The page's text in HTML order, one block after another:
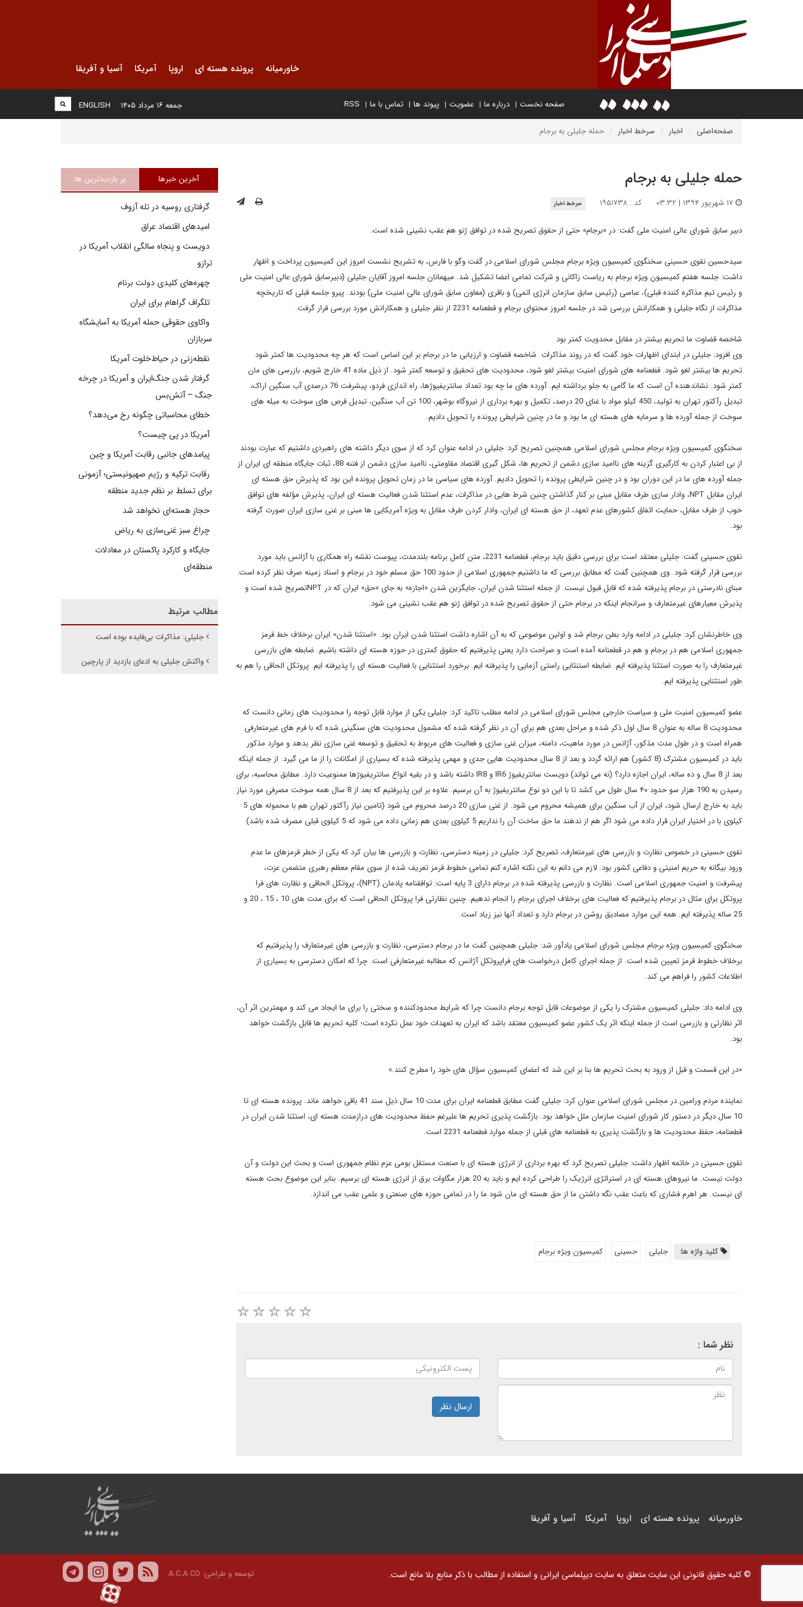
خاورمیانه پرونده هسته ای اروپا آمریکا آسیا و آفریقا
صفحه نخست درباره ما عضویت پیوند ها تماس با ما RSS
ENGLISH جمعه ۱۶ مرداد ۱۴۰۵
صفحه‌اصلی اخبار سرخط اخبار حمله جلیلی به برجام
حمله جلیلی به برجام
کد : ۱۹۵۱۷۳۸ سرخط اخبار
دبیر سابق شورای عالی امنیت ملی گفت: در «برجام» حتی از حقوق تصریح شده در توافق ژنو هم عقب نشینی شده است.
سیدحسین نقوی حسینی سخنگوی کمیسیون ویژه برجام مجلس شورای اسلامی در گفت وگو با فارس، به تشریح نشست امروز این کمیسیون پرداخت و اظهار
داشت: جلسه هفتم کمیسیون ویژه برجام به ریاست زاکانی و شرکت تمامی اعضا تشکیل شد. میهمانان جلسه امروز آقایان جلیلی (دبیرسابق شورای عالی امنیت ملی
و رئیس تیم مذاکره کننده قبلی)، عباسی (رئیس سابق سازمان انرژی اتمی) و باقری (معاون سابق شورای عالی امنیت ملی) بودند. پیرو جلسه قبلی که تاریخچه
مذاکرات از نگاه جلیلی و همکارانش بررسی شد در جلسه امروز محتوای برجام و قطعنامه 2231 از نظر جلیلی و همکارانش مورد بررسی قرار گرفت.
شاخصه قضاوت ما تحریم بیشتر در مقابل محدویت کمتر بود
وی افزود: جلیلی در ابتدای اظهارات خود گفت که در روند مذاکرات شاخصه قضاوت و ارزیابی ما در برجام بر این اساس است که هر چه محدودیت ها کمتر شود
تحریم ها بیشتر لغو شود. قطعنامه های شورای امنیت بیشتر لغو شود، محدودیت های تحقیق و توسعه کمتر شود. از ذیل ماده 41 خارج شویم، بازرسی های مان
کمتر شود. نشاندهنده آن است که ما گامی به جلو برداشته ایم. آورده های ما چه بود تعداد سانتریفیوژها، راه اندازی فردو، پیشرفت 76 درصدی آب سنگین اراک،
تبدیل رآکتور تهران به تولید، 450 کیلو مواد با غنای 20 درصد، تکمیل و بهره برداری از نیروگاه بوشهر، 100 تن آب سنگین، تبدیل قرص های سوخت به میله های
سوخت از جمله آورده ها و سرمایه های هسته ای ما بود و ما در چنین شرایطی پرونده را تحویل دادیم.
سخنگوی کمیسیون ویژه برجام مجلس شورای اسلامی همچنین تصریح کرد: جلیلی در ادامه عنوان کرد که از سوی دیگر داشته های راهبردی داشتیم که عبارت بودند
از بی اعتبار کردن به کارگیری گزینه های ناامید سازی دشمن از تحریم ها، شکل گیری اقتصاد مقاومتی، ناامید سازی دشمن از فتنه 88، ثبات جایگاه منطقه ای ایران از
جمله آورده های ما در این دوران بود و در چنین شرایطی پرونده را تحویل دادیم. آورده های سیاسی ما در زمان تحویل پرونده این بود که پذیرش حق هسته ای
ایران مقابل NPT، وادار سازی طرف مقابل مبنی بر کنار گذاشتن چنین شرط هایی در مذاکرات، عدم استثنا شدن فعالیت هسته ای ایران، پذیرش مؤلفه های توافق
خوب از طرف مقابل، حمایت اتفاق کشورهای عدم تعهد، از حق هسته ای ایران، وادار کردن طرف مقابل به ویژه آمریکایی ها مبنی بر غنی سازی ایران صورت گرفته
بود.
نقوی حسینی گفت: جلیلی معتقد است برای بررسی دقیق باید برجام، قطعنامه 2231، متن کامل برنامه بلندمدت، پیوست نقشه راه همکاری با آژانس باید مورد
بررسی قرار گرفته شود. وی همچنین گفت که مطابق بررسی که ما داشتیم جمهوری اسلامی از حدود 100 حق مسلم خود در برجام و اسناد زمینه صرف نظر کرده است.
مبنای نادرستی در برجام پذیرفته شده که قابل قبول نیست. از جمله استثنا شدن ایران، جایگزین شدن «اجازه» به جای «حق» ایران که در NPTتصریح شده است و
پذیرش معیارهای غیرمتعارف و سرانجام اینکه در برجام حتی از حقوق تصریح شده در توافق ژنو هم عقب نشینی می شود.
وی خاطرنشان کرد: جلیلی در ادامه وارد بطن برجام شد و اولین موضوعی که به آن اشاره داشت استثنا شدن ایران بود. «استثنا شدن» ایران برخلاف خط قرمز
جمهوری اسلامی هم در برجام و هم در قطعنامه آمده است و صراحت دارد یعنی پذیرفتیم که حقوق کمتری در حوزه هسته ای داشته باشیم. ضابطه های بازرسی
غیرمتعارف را به صورت استثنا پذیرفته ایم. ضابطه استنثایی راستی آزمایی را پذیرفته ایم. برخورد استثنایی با فعالیت هسته ای را پذیرفته ایم. پروتکل الحاقی را هم به
طور استثنایی پذیرفته ایم.
عضو کمیسیون امنیت ملی و سیاست خارجی مجلس شورای اسلامی در ادامه مطلب تاکید کرد: جلیلی یکی از موارد قابل توجه را محدودیت های زمانی دانست که
محدودیت 8 ساله به عنوان 8 سال اول ذکر شده و مراحل بعدی هم برای آن در نظر گرفته شده که مشمول محدودیت های سنگینی شده که با فرم های غیرمتعارفی
همراه است و در طول مدت مذکور، آژانس در مورد ماهیت، دامنه، میزان غنی سازی و فعالیت های مربوط به تحقیق و توسعه غنی سازی نظر بدهد و موارد مذکور
باید در کمیسیون مشترک (8 کشور) هم ارائه گردد و بعد از 8 سال محدودیت هایی جدی و مهمی پذیرفته شده که بسیاری از امکانات را از ما می گیرد. از جمله اینکه
بعد از 8 سال و ده ساله، ایران اجازه دارد؟ (نه می تواند) دویست سانتریفیوژ IR6 و IR8 داشته باشد و در بقیه انواع سانتریفیوژها ممنوعیت دارد. مطابق محاسبه، برای
رسیدن به 190 هزار سو حدود ۴۰ سال طول می کشد تا با این دو نوع سانتریفیوژ به آن برسیم. علاوه بر این پذیرفتیم که بعد از 8 سال همه سوخت مصرفی مورد نیاز
باید به خارج ارسال شود، ایران از آب سنگین برای همیشه محروم می شود. از غنی سازی 20 درصد محروم می شود (تامین نیاز رآکتور تهران هم با محموله های 5
کیلوی با در اختیار ایران قرار داده می شود اگر هم از ندهند ما حق ساخت آن را نداریم 5 کیلوی بعدی هم زمانی داده می شود که 5 کیلوی قبلی مصرف شده باشد)
نقوی حسینی در خصوص نظارت و بازرسی های غیرمتعارف، تصریح کرد: جلیلی در زمینه دسترسی، نظارت و بازرسی ها بیان کرد که یکی از خطر قرمزهای ما عدم
ورود بیگانه به حریم امنیتی و دفاعی کشور بود. لازم می دانم به این نکته اشاره کنم تمامی خطوط قرمز تعریف شده از سوی مقام معظم رهبری متضمن عزت،
پیشرفت و امنیت جمهوری اسلامی است. نظارت و بازرسی پذیرفته شده در برجام دارای 3 پایه است: توافقنامه پادمان (NPT)، پروتکل الحاقی و نظارت های فرا
پروتکل برای مثال در برجام پذیرفتیم که فعالیت های برخلاف اجرای برجام را انجام ندهیم. چنین نظارتی فرا پروتکل الحاقی است که برای مدت های 10 ، 15 ، 20 و
25 ساله پذیرفته ایم. همه این موارد مصادیق روشن در برجام دارد و تعداد آنها نیز زیاد است.
سخنگوی کمیسیون ویژه برجام مجلس شورای اسلامی یادآور شد: جلیلی همچنین گفت ما در برجام دسترسی، نظارت و بازرسی های غیرمتعارف را پذیرفتیم که
برخلاف خطوط قرمز تعیین شده است. از جمله اجرای کامل درخواست های فراپروتکل آژانس که مطالبه غیرمتعارفی است. چرا که امکان دسترسی به بسیاری از
اطلاعات کشور را فراهم می کند.
وی ادامه داد: جلیلی کمیسیون مشترک را یکی از موضوعات قابل توجه برجام دانست چرا که شرایط محدودکننده و سختی را برای ما ایجاد می کند و مهمترین اثر آن،
اثر نظارتی و بازرسی است از جمله اینکه اثر یک کشور عضو کمیسیون معتقد باشد که ایران به تعهدات خود عمل نکرده است؛ کلیه تحریم ها قابل بازگشت خواهد
بود.
«در این قسمت و قبل از ورود به بحث تحریم ها بنا بر این شد که اعضای کمیسیون سؤال های خود را مطرح کنند.»
نماینده مردم ورامین در مجلس شورای اسلامی عنوان کرد: جلیلی گفت مطابق قطعنامه ایران برای مدت 10 سال ذیل سند 41 باقی خواهد ماند. پرونده هسته ای تا
10 سال دیگر در دستور کار شورای امنیت سازمان ملل خواهد بود. بازگشت پذیری تحریم ها علیرغم حفظ محدودیت های درازمدت هسته ای، استثنا شدن ایران در
قطعنامه، حفظ محدودیت ها و بازگشت پذیری به قطعنامه های قبلی از جمله موارد قطعنامه 2231 است.
نقوی حسینی در خاتمه اظهار داشت: جلیلی تصریح کرد که بهره برداری از انرژی هسته ای با صنعت مستقل بومی عزم نظام جمهوری است و بحث این دولت و آن
دولت نیست. ما نیروهای هسته ای در استراتژی انرژیک را طراحی کرده ایم و باید به 20 هزار مگاوات برق از انرژی هسته ای برسیم. بنابر این موضوع بحث هسته
ای نیست. هر اهرم فشاری که باعث عقب نگه داشتن ما از حق هسته ای مان شود ما را در تمامی حوزه های صنعتی و علمی عقب می اندازد.
کلید واژه ها: جلیلی حسینی کمیسیون ویژه برجام
نظر شما :
ارسال نظر
آخرین خبرها پر بازدیدترین ها
گرفتاری روسیه در تله آزوف
امیدهای اقتصاد عراق
دویست و پنجاه سالگی انقلاب آمریکا در
ترازو
چهره‌های کلیدی دولت برنام
تلگراف گراهام برای ایران
واکاوی حقوقی حمله آمریکا به آسایشگاه
سربازان
نقطه‌زنی در حیاط‌خلوت آمریکا
گرفتار شدن جنگ‌ایران و آمریکا در چرخه
جنگ – آتش‌بس
خطای محاسباتی چگونه رخ می‌دهد؟
آمریکا در پی چیست؟
پیامدهای جانبی رقابت آمریکا و چین
رقابت ترکیه و رژیم صهیونیستی؛ آزمونی
برای تسلط بر نظم جدید منطقه
حجاز هسته‌ای نخواهد شد
چراغ سبز غنی‌سازی به ریاض
جایگاه و کارکرد پاکستان در معادلات
منطقه‌ای
مطالب مرتبط
جلیلی: مذاکرات بی‌فایده بوده است
واکنش جلیلی به ادعای بازدید از پارچین
خاورمیانه پرونده هسته ای اروپا آمریکا آسیا و آفریقا
© کلیه حقوق قانونی این سایت متعلق به سایت دیپلماسی ایرانی و استفاده از مطالب با ذکر منابع بلا مانع است. توسعه و طراحی: A.C.A CO